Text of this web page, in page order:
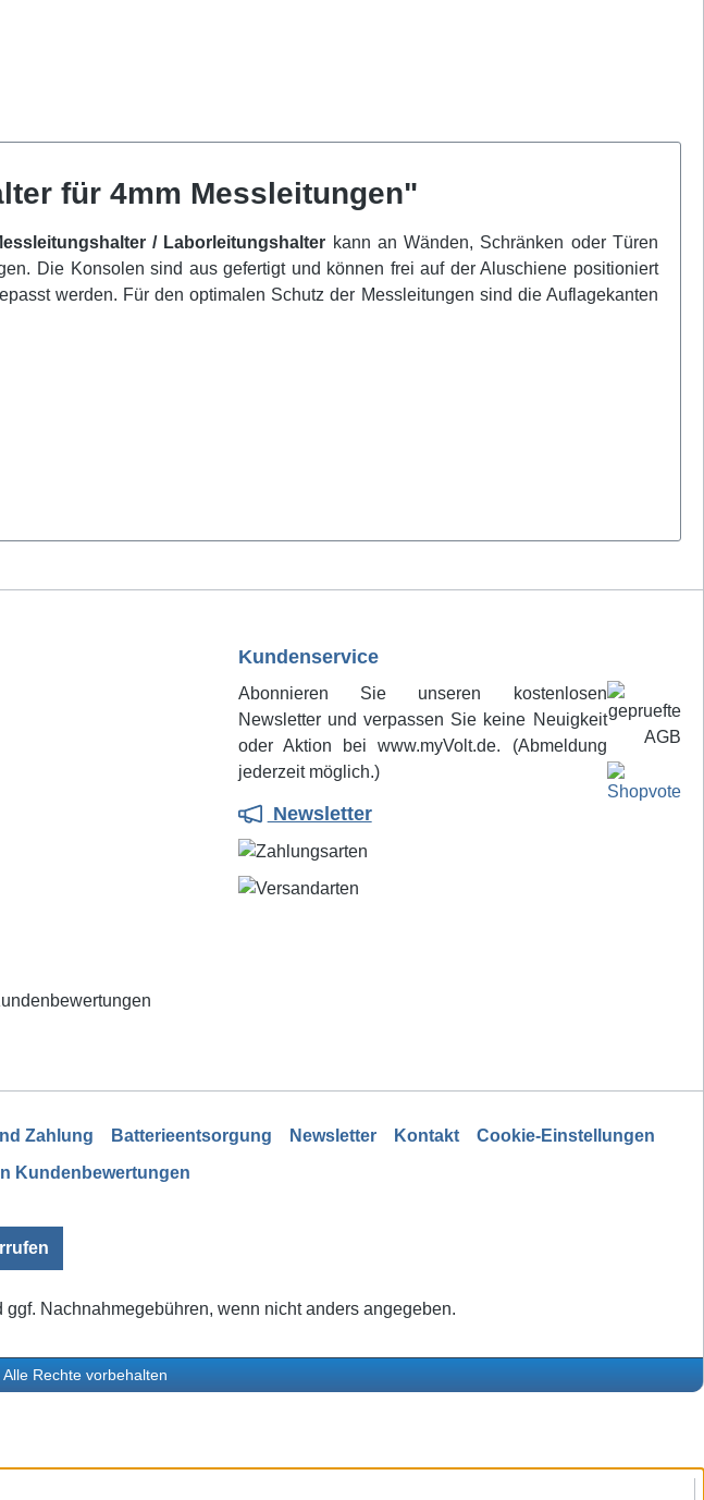
für 4mm Messleitungen"
/ Laborleitungshalter kann an Wänden, Schränken oder Türen
Die Konsolen sind aus gefertigt und können frei auf der Aluschiene positioniert
werden. Für den optimalen Schutz der Messleitungen sind die Auflagekanten
Kundenservice
Abonnieren Sie unseren kostenlosen
Newsletter und verpassen Sie keine Neuigkeit
oder Aktion bei www.myVolt.de. (Abmeldung
jederzeit möglich.)
Newsletter
Zahlung Batterieentsorgung Newsletter Kontakt
Cookie-Einstellungen
Kundenbewertungen
ggf. Nachnahmegebühren, wenn nicht anders angegeben.
Rechte vorbehalten